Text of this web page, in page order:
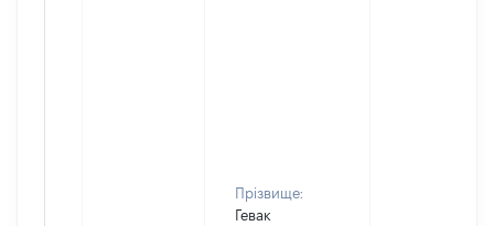
Прізвище:
Гевак